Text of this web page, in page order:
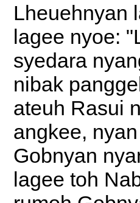
Lheuehnyan
lagee nyoe:
syedara
nibak
ateuh Rasui
angkee,
Gobnyan
lagee toh